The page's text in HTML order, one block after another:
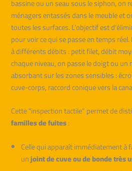
bassine ou un seau sous le siphon, on
ménagers entassés dans le meuble et
toutes les surfaces. L’objectif est
pour voir ce qui se passe en temps
à différents débits : petit filet, débit
chaque niveau, on passe le doigt ou un
absorbant sur les zones sensibles :
cuve-corps, raccord conique vers la
Cette “inspection tactile” permet de
familles de fuites:
Celle qui apparaît immédiatement à
unjoint de cuve ou de bonde très